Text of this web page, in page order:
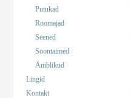
Putukad
Roomajad
Seened
Soontaimed
Ämblikud
Lingid
Kontakt